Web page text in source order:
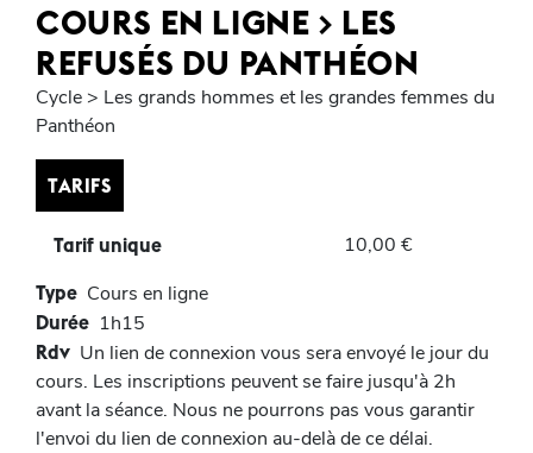
COURS EN LIGNE > LES
REFUSÉS DU PANTHÉON
Cycle > Les grands hommes et les grandes femmes du
Panthéon
TARIFS
Tarif unique 10,00 €
Type Cours en ligne
Durée 1h15
Rdv Un lien de connexion vous sera envoyé le jour du
cours. Les inscriptions peuvent se faire jusqu'à 2h
avant la séance. Nous ne pourrons pas vous garantir
l'envoi du lien de connexion au-delà de ce délai.